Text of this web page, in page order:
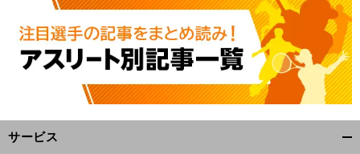
女
」
前
へ
サービス